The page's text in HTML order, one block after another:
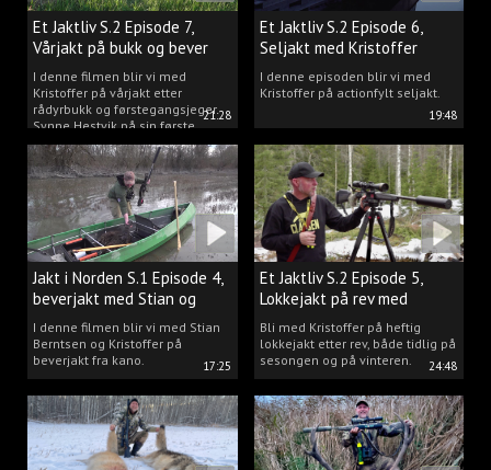
21:28
Et Jaktliv S.2 Episode 7,
Vårjakt på bukk og bever
I denne filmen blir vi med
Kristoffer på vårjakt etter
rådyrbukk og førstegangsjeger
Synne Hestvik på sin første
beverjakt.
19:48
Et Jaktliv S.2 Episode 6,
Seljakt med Kristoffer
Clausen
I denne episoden blir vi med
Kristoffer på actionfylt seljakt.
17:25
Jakt i Norden S.1 Episode 4,
beverjakt med Stian og
Kristoffer
I denne filmen blir vi med Stian
Berntsen og Kristoffer på
beverjakt fra kano.
24:48
Et Jaktliv S.2 Episode 5,
Lokkejakt på rev med
Kristoffer Clausen
Bli med Kristoffer på heftig
lokkejakt etter rev, både tidlig på
sesongen og på vinteren.